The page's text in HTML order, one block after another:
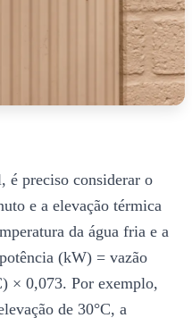
é preciso considerar o
e a elevação térmica
da água fria e a
(kW) = vazão
× 0,073. Por exemplo,
de 30°C, a